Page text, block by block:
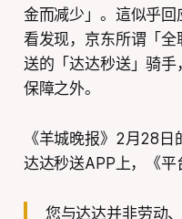
金而减少」。這似乎
看发现，京东所谓「
送的「达达秒送」骑
保障之外。
《羊城晚报》2月28日
达达秒送APP上，《平
您与达达并非劳动